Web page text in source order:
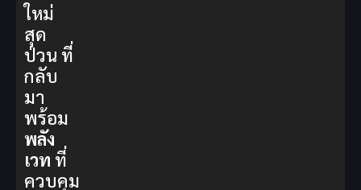
ใหม่
สุด
ป่วน ที่
กลับ
มา
พร้อม
พลัง
เวท ที่
ควบคุม